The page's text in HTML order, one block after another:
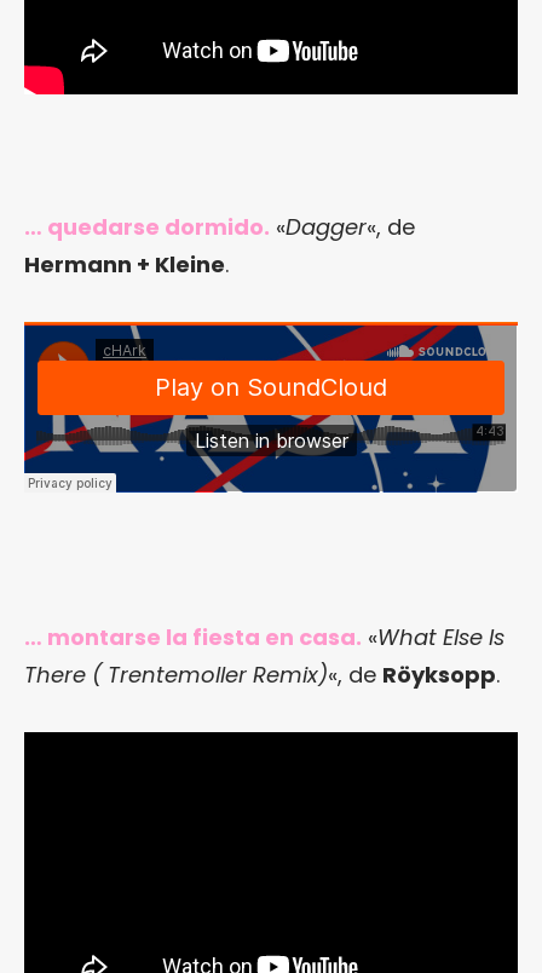
… quedarse dormido. «Dagger«, de
Hermann + Kleine.
… montarse la fiesta en casa. «What Else Is
There ( Trentemoller Remix)«, de Röyksopp.